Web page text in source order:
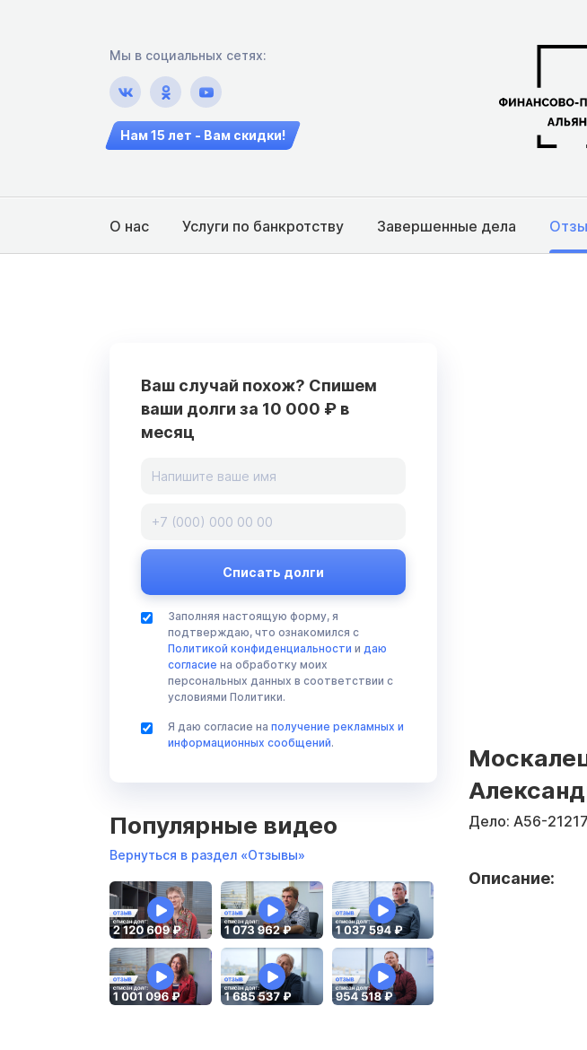
Мы в социальных сетях:
Нам 15 лет - Вам скидки!
О нас Услуги по банкротству Завершенные дела
Ваш случай похож? Спишем
ваши долги за 10 000 ₽ в
месяц
Заполняя настоящую форму, я
подтверждаю, что ознакомился с
Политикой конфиденциальности и даю
согласие на обработку моих
персональных данных в соответствии с
условиями Политики.
Я даю согласие на получение рекламных и
информационных сообщений.
Популярные видео
Вернуться в раздел «Отзывы»
Дело: А56-
Описание: